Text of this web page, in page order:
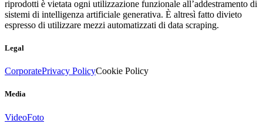
riprodotti è vietata ogni utilizzazione funzionale all’addestramento di
sistemi di intelligenza artificiale generativa. È altresì fatto divieto
espresso di utilizzare mezzi automatizzati di data scraping.
Legal
CorporatePrivacy PolicyCookie Policy
Media
VideoFoto